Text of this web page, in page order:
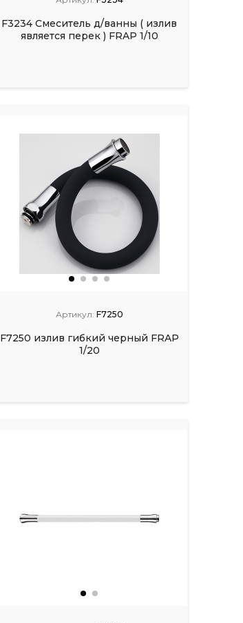
F3234 Смеситель д/ванны ( излив
является перек ) FRAP 1/10
Артикул: F7250
F7250 излив гибкий черный FRAP
1/20